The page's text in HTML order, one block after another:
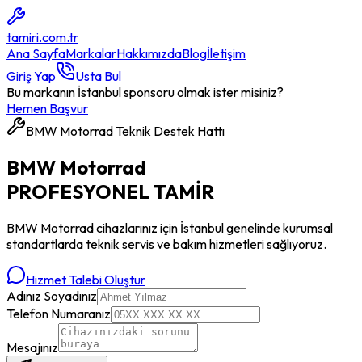
tamiri.com.tr
Ana SayfaMarkalarHakkımızdaBlogİletişim
Giriş Yap
Usta Bul
Bu markanın İstanbul sponsoru olmak ister misiniz?
Hemen Başvur
BMW MotorradTeknik Destek Hattı
BMW Motorrad
PROFESYONELTAMİR
BMW Motorradcihazlarınız için İstanbul genelinde kurumsal
standartlarda teknik servis ve bakım hizmetleri sağlıyoruz.
Hizmet Talebi Oluştur
Adınız Soyadınız
Telefon Numaranız
Mesajınız